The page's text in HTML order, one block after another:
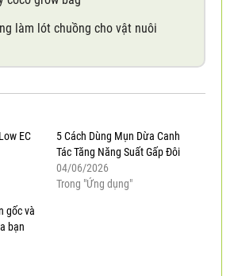
làm lót chuồng cho vật nuôi
EC
5 Cách Dùng Mụn Dừa Canh
Tác Tăng Năng Suất Gấp Đôi
04/06/2026
Trong "Ứng dụng"
gốc và
bạn